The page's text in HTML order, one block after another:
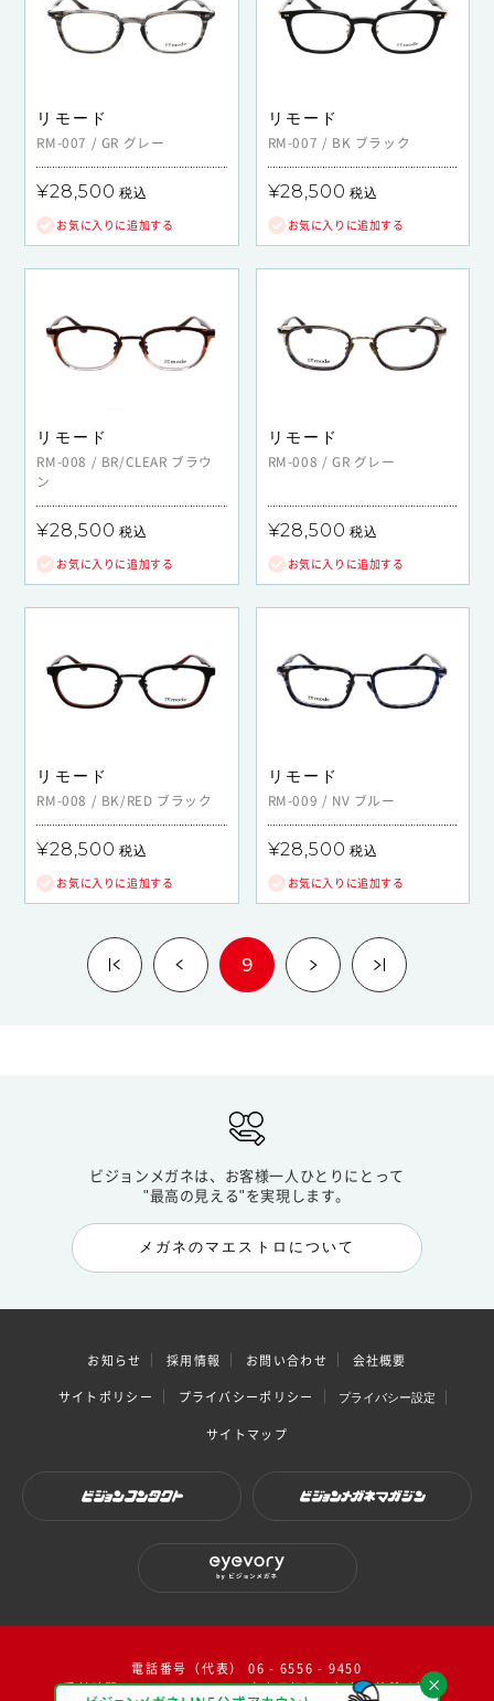
リモード
RM-007 / GR グレー
¥28,500 税込
お気に入りに追加する
リモード
RM-007 / BK ブラック
¥28,500 税込
お気に入りに追加する
リモード
RM-008 / BR/CLEAR ブラウ
ン
¥28,500 税込
お気に入りに追加する
リモード
RM-008 / GR グレー
¥28,500 税込
お気に入りに追加する
リモード
RM-008 / BK/RED ブラック
¥28,500 税込
お気に入りに追加する
リモード
RM-009 / NV ブルー
¥28,500 税込
お気に入りに追加する
9
ビジョンメガネは、お客様一人ひとりにとって
"最高の見える"を実現します。
メガネのマエストロについて
お知らせ 採用情報 お問い合わせ 会社概要
サイトポリシー プライバシーポリシー プライバシー設定
サイトマップ
電話番号（代表） 06 - 6556 - 9450
受付時間：10：00～17：00（ 土日祝日・年末年始除く）